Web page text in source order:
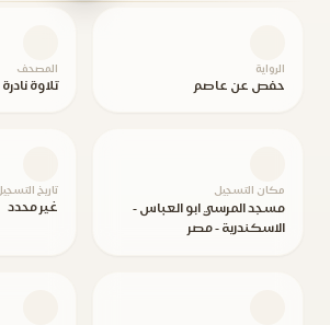
الرواية
حفص عن عاصم
المصحف
تلاوة نادرة
مكان التسجيل
مسجد المرسي ابو العباس -
الاسكندرية - مصر
تاريخ التسجيل
غير محدد